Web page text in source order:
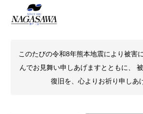
このたびの令和8年熊本地震により被害
んでお見舞い申しあげますとともに、
復旧を、心よりお祈り申しあ